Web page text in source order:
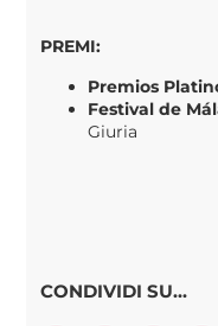
PREMI:
Premios
Festival de
Giuria
CONDIVIDI SU...